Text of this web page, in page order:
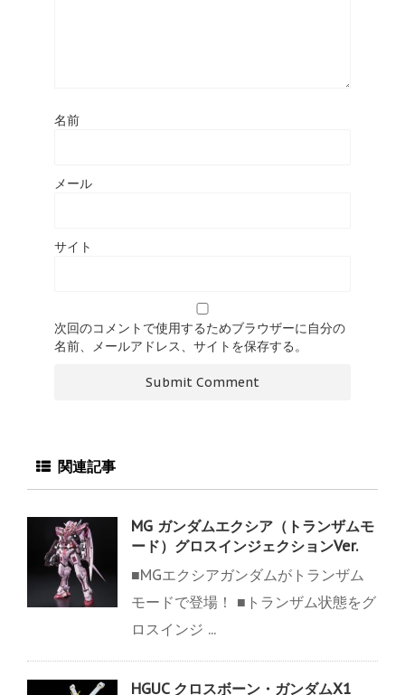
名前
メール
サイト
次回のコメントで使用するためブラウザーに自分の
名前、メールアドレス、サイトを保存する。
関連記事
MG ガンダムエクシア（トランザムモ
ード）グロスインジェクションVer.
■MGエクシアガンダムがトランザム
モードで登場！ ■トランザム状態をグ
ロスインジ ...
HGUC クロスボーン・ガンダムX1